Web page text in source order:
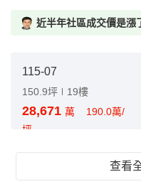
近半年社區成交價是漲
115-07
150.9坪 19樓
28,671 萬
190.0萬/
坪
查看